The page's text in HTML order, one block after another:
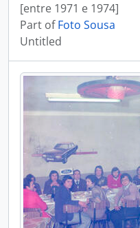
[entre 1971 e 1974]
Part ofFoto Sousa
Untitled